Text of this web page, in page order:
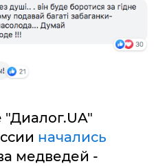
начались
медведей -